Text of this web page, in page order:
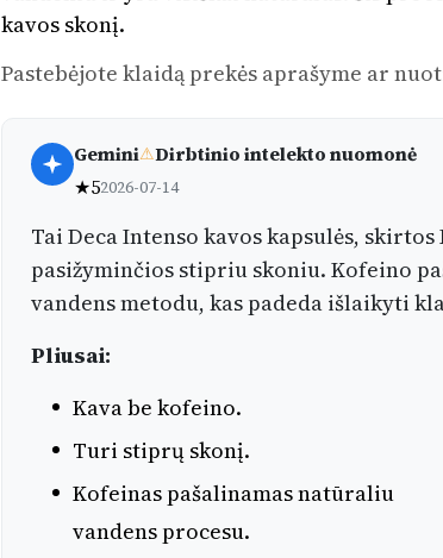
kavos skonį.
Pastebėjote klaidą prekės aprašyme ar
Gemini⚠Dirbtinio intelekto nuomonė
★52026-07-14
Tai Deca Intenso kavos kapsulės,
pasižyminčios stipriu skoniu. Kofeino
vandens metodu, kas padeda išlaikyti
Pliusai:
Kava be kofeino.
Turi stiprų skonį.
Kofeinas pašalinamas natūraliu
vandens procesu.